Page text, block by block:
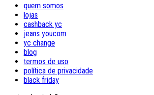
quem somos
lojas
cashback yc
jeans youcom
yc change
blog
termos de uso
política de privacidade
black friday